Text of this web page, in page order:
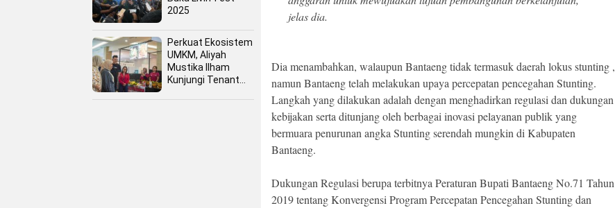
2025
Perkuat Ekosistem
UMKM, Aliyah
Mustika Ilham
Kunjungi Tenant
jelas dia.
Dia menambahkan, walaupun Bantaeng tidak termasuk daerah lokus stunting ,
namun Bantaeng telah melakukan upaya percepatan pencegahan Stunting.
Langkah yang dilakukan adalah dengan menghadirkan regulasi dan dukungan
kebijakan serta ditunjang oleh berbagai inovasi pelayanan publik yang
bermuara penurunan angka Stunting serendah mungkin di Kabupaten
Bantaeng.
Dukungan Regulasi berupa terbitnya Peraturan Bupati Bantaeng No.71 Tahun
2019 tentang Konvergensi Program Percepatan Pencegahan Stunting dan